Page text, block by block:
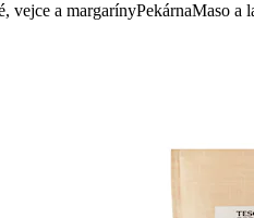
vejce a margarínyPekárnaMaso a